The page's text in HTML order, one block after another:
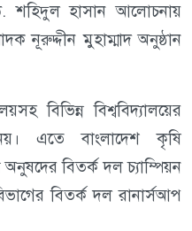
শহিদুল হাসান আলোচনায়
নূরুদ্দীন মুহাম্মাদ অনুষ্ঠান
বিভিন্ন বিশ্ববিদ্যালয়ের
এতে বাংলাদেশ কৃষি
অনুষদের বিতর্ক দল চ্যাম্পিয়ন
বিতর্ক দল রানার্সআপ